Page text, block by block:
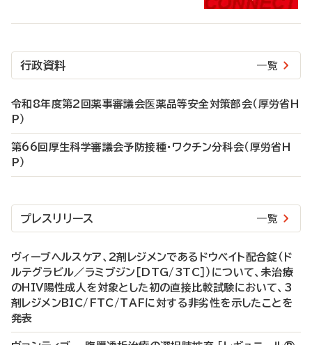
行政資料 一覧
令和8年度第2回薬事審議会医薬品等安全対策部会（厚労省H
P）
第66回厚生科学審議会予防接種・ワクチン分科会（厚労省H
P）
プレスリリース 一覧
ヴィーブヘルスケア、2剤レジメンであるドウベイト配合錠（ド
ルテグラビル／ラミブジン［DTG/3TC］）について、未治療
のHIV陽性成人を対象とした初の直接比較試験において、3
剤レジメンBIC/FTC/TAFに対する非劣性を示したことを
発表